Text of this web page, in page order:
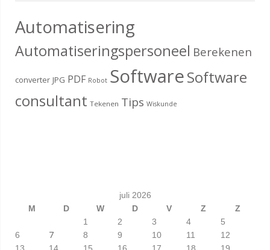
Automatisering
Automatiseringspersoneel Berekenen
converter JPG PDF Robot SoftwareSoftware
consultant Tekenen Tips Wiskunde
juli 2026
M
D W D V Z
Z
1
2 3 4
5
6
7 8 9 10 11
12